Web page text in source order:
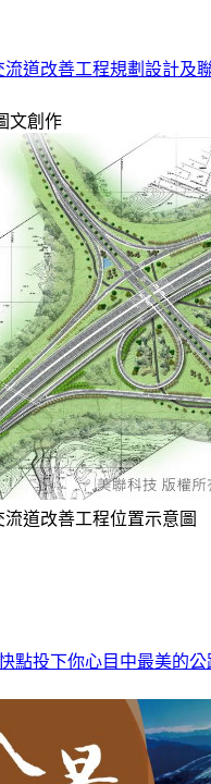
流道改善工程規劃設計及
文創作
流道改善工程位置示意圖
點投下你心目中最美的